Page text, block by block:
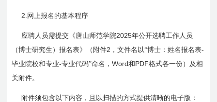
2. 网上报名的基本程序
应聘人员需提交《唐山师范学院2025年公开选聘工作人员
（博士研究生）报名表》（附件2 ，文件名以“博士：姓名报名表-
毕业院校和专业-专业代码”命名，Word和PDF格式各一份）及相
关附件。
附件须包含以下内容，且以扫描的方式提供清晰的电子版：